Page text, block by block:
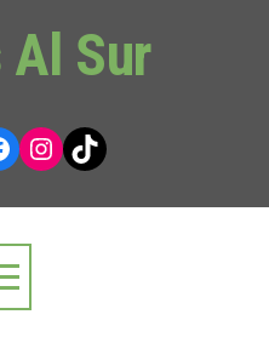
Sur
Instagram
TikTok